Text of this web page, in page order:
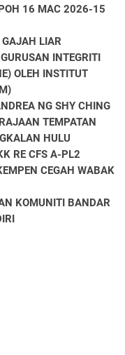
16 MAC 2026-15
LIAR
INTEGRITI
OLEH INSTITUT
NG SHY CHING
TEMPATAN
HULU
RE CFS A-PL2
CEGAH WABAK
KOMUNITI BANDAR